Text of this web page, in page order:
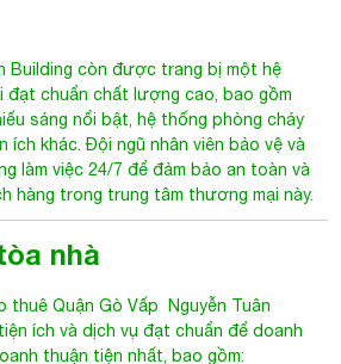
Building còn được trang bị một hệ
đạt chuẩn chất lượng cao, bao gồm
sáng nổi bật, hệ thống phòng cháy
ích khác. Đội ngũ nhân viên bảo vệ và
làm việc 24/7 để đảm bảo an toàn và
hàng trong trung tâm thương mại này.
nhà
thuê Quận Gò Vấp Nguyễn Tuân
ích và dịch vụ đạt chuẩn để doanh
thuận tiện nhất, bao gồm: